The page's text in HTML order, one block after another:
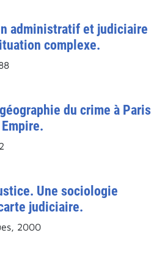
administratif et judiciaire
complexe.
du crime à Paris
Une sociologie
judiciaire.
2000